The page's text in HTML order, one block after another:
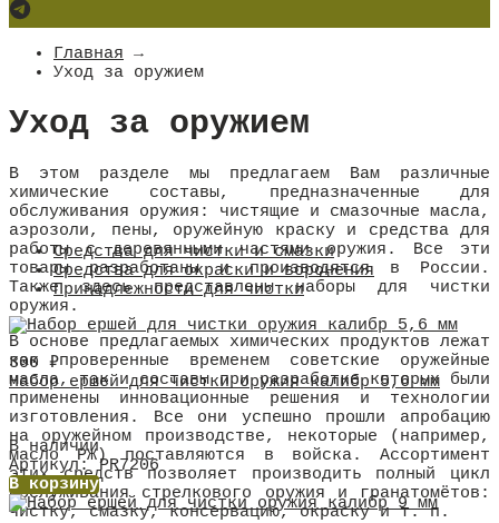
Главная →
Уход за оружием
Уход за оружием
В этом разделе мы предлагаем Вам различные
химические составы, предназначенные для
обслуживания оружия: чистящие и смазочные масла,
аэрозоли, пены, оружейную краску и средства для
работы с деревянными частями оружия. Все эти
товары разработаны и производятся в России.
Также здесь представлены наборы для чистки
оружия.
В основе предлагаемых химических продуктов лежат
как проверенные временем советские оружейные
масла, так и составы при разработке которых были
применены инновационные решения и технологии
изготовления. Все они успешно прошли апробацию
на оружейном производстве, некоторые (например,
масло РЖ) поставляются в войска. Ассортимент
этих средств позволяет производить полный цикл
обслуживания стрелкового оружия и гранатомётов:
чистку, смазку, консервацию, окраску и т. п.
Средства для чистки и смазки
Средства для окраски и воронения
Принадлежности для чистки
300 ₽
Набор ершей для чистки оружия калибр 5,6 мм
В наличии
Артикул: PR7206
В корзину